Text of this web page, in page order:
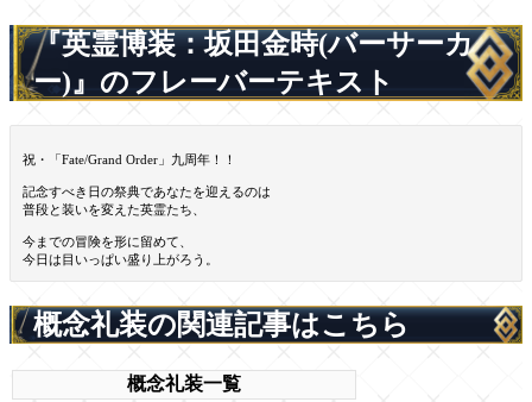
『英霊博装：坂田金時(バーサーカ
ー)』のフレーバーテキスト
祝・「Fate/Grand Order」九周年！！
記念すべき日の祭典であなたを迎えるのは
普段と装いを変えた英霊たち、
今までの冒険を形に留めて、
今日は目いっぱい盛り上がろう。
概念礼装の関連記事はこちら
概念礼装一覧